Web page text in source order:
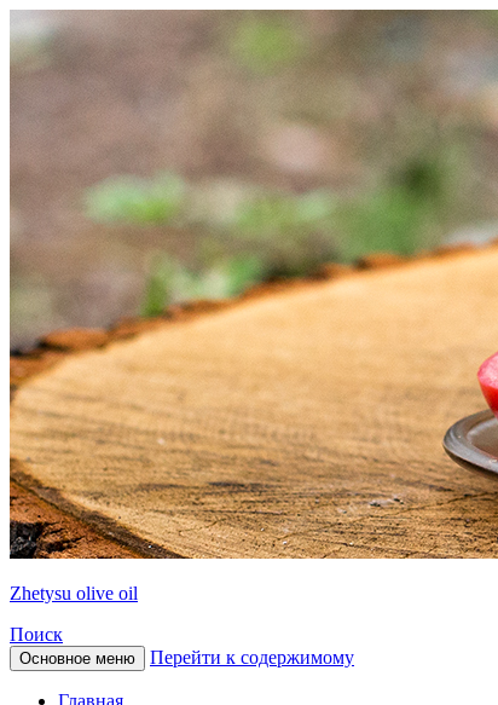
Zhetysu olive oil
Поиск
Основное меню Перейти к содержимому
Главная